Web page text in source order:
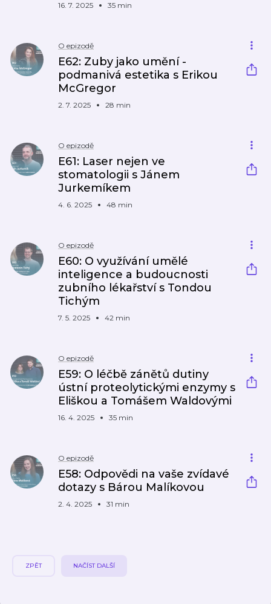
16. 7. 2025 35 min
O epizodě
E62: Zuby jako umění -
podmanivá estetika s Erikou
McGregor
2. 7. 2025 28 min
O epizodě
E61: Laser nejen ve
stomatologii s Jánem
Jurkemíkem​
4. 6. 2025 48 min
O epizodě
E60: O využívání umělé
inteligence a budoucnosti
zubního lékařství s Tondou
Tichým
7. 5. 2025 42 min
O epizodě
E59: O léčbě zánětů dutiny
ústní proteolytickými enzymy s
Eliškou a Tomášem Waldovými​
16. 4. 2025 35 min
O epizodě
E58: Odpovědi na vaše zvídavé
dotazy s Bárou Malíkovou
2. 4. 2025 31 min
ZPĚT NAČÍST DALŠÍ